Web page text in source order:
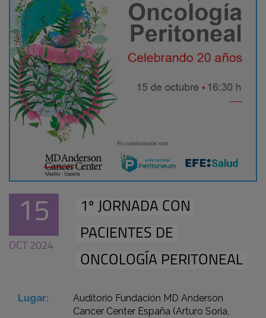
15
OCT 2024
1º JORNADA CON
PACIENTES DE
ONCOLOGÍA PERITONEAL
Lugar:
Auditorio Fundación MD Anderson
Cancer Center España (Arturo Soria,